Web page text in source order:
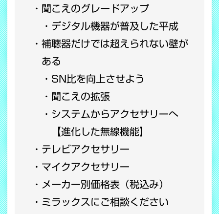
聞こえのグレードアップ
デジタル機器が普及した平成
補聴器だけでは超えられない壁が
ある
SN比を向上させよう
聞こえの拡張
システムからアクセサリーへ
【進化した無線機能】
テレビアクセサリー
マイクアクセサリー
メーカー別価格表（税込み）
ミラックスにご相談ください